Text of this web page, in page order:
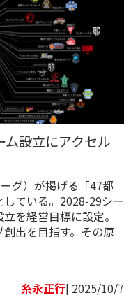
設立にアクセル
グ）が掲げる「47都
ている。2028-29シー
を経営目標に設定。
出を目指す。その原
糸永正行| 2025/10/7